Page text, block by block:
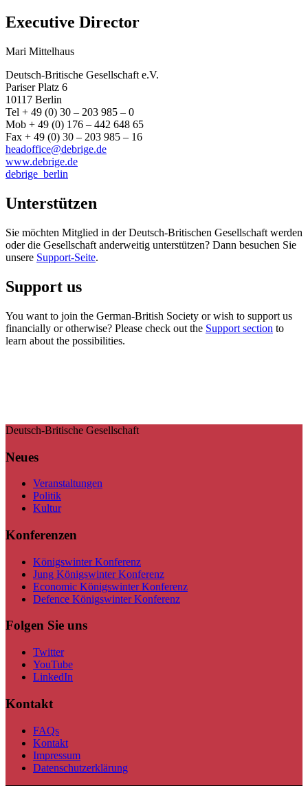
Executive Director
Mari Mittelhaus
Deutsch-Britische Gesellschaft e.V.
Pariser Platz 6
10117 Berlin
Tel + 49 (0) 30 – 203 985 – 0
Mob + 49 (0) 176 – 442 648 65
Fax + 49 (0) 30 – 203 985 – 16
headoffice@debrige.de
www.debrige.de
debrige_berlin
Unterstützen
Sie möchten Mitglied in der Deutsch-Britischen Gesellschaft werden
oder die Gesellschaft anderweitig unterstützen? Dann besuchen Sie
unsere Support-Seite.
Support us
You want to join the German-British Society or wish to support us
financially or otherwise? Please check out the Support section to
learn about the possibilities.
Deutsch-Britische Gesellschaft
Neues
Veranstaltungen
Politik
Kultur
Konferenzen
Königswinter Konferenz
Jung Königswinter Konferenz
Economic Königswinter Konferenz
Defence Königswinter Konferenz
Folgen Sie uns
Twitter
YouTube
LinkedIn
Kontakt
FAQs
Kontakt
Impressum
Datenschutzerklärung